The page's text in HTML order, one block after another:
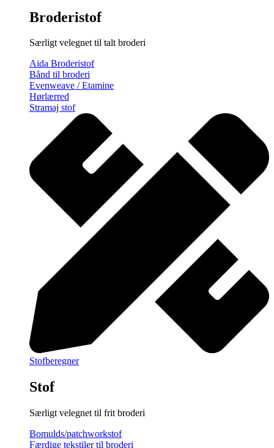
Broderistof
Særligt velegnet til talt broderi
Aida Broderistof
Bånd til broderi
Evenweave / Etamine
Hørlærred
Stramaj stof
Stofberegner
Stof
Særligt velegnet til frit broderi
Bomulds/patchworkstof
Færdige tekstiler til broderi